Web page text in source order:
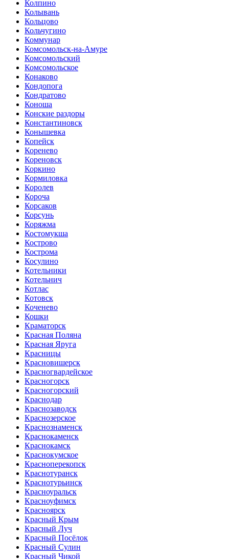
Колпино
Колывань
Кольцово
Кольчугино
Коммунар
Комсомольск-на-Амуре
Комсомольский
Комсомольское
Конаково
Кондопога
Кондратово
Коноша
Конские раздоры
Константиновск
Конышевка
Копейск
Коренево
Кореновск
Коркино
Кормиловка
Королев
Короча
Корсаков
Корсунь
Коряжма
Костомукша
Кострово
Кострома
Косулино
Котельники
Котельнич
Котлас
Котовск
Коченево
Кошки
Краматорск
Красная Поляна
Красная Яруга
Красницы
Красновишерск
Красногвардейское
Красногорск
Красногорский
Краснодар
Краснозаводск
Краснозерское
Краснознаменск
Краснокаменск
Краснокамск
Краснокумское
Красноперекопск
Краснотуранск
Краснотурьинск
Красноуральск
Красноуфимск
Красноярск
Красный Крым
Красный Луч
Красный Посёлок
Красный Сулин
Красный Чикой